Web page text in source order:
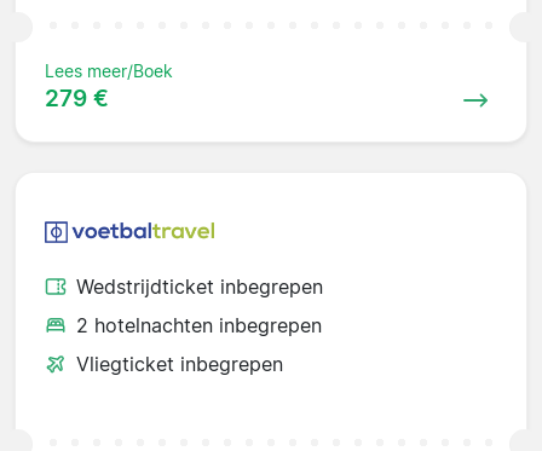
Lees meer/Boek
279 €
Wedstrijdticket inbegrepen
2 hotelnachten inbegrepen
Vliegticket inbegrepen